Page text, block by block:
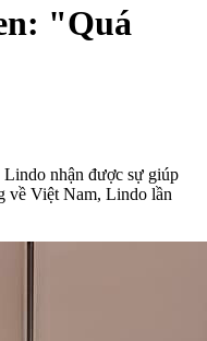
"Quá
Lindo nhận được sự giúp
về Việt Nam, Lindo lần